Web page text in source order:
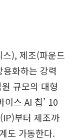
), 제조(파운드
화하는 강력
규모의 대형
이스 AI 칩’ 10
부터 제조까
도 가동한다.